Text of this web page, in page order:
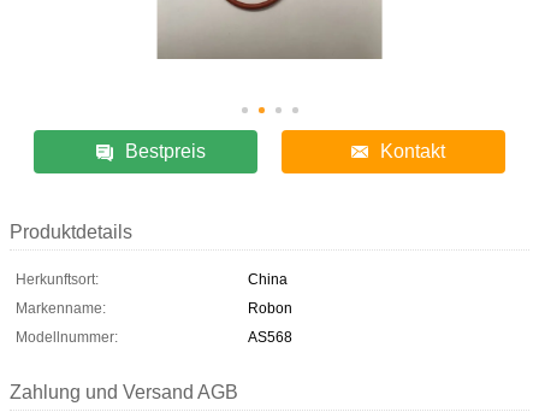
Bestpreis Kontakt
Produktdetails
Herkunftsort:
China
Markenname:
Robon
Modellnummer:
AS568
Zahlung und Versand AGB